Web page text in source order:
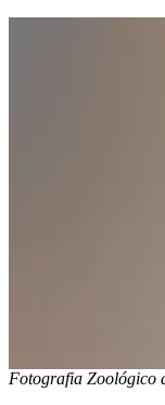
Fotografia Zoológico